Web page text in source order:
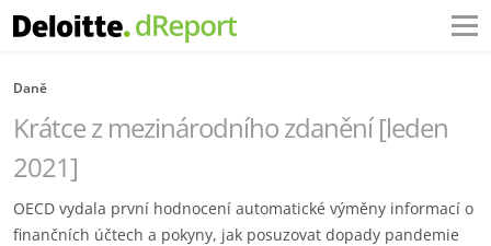
Daně
Krátce z mezinárodního zdanění [leden
2021]
OECD vydala první hodnocení automatické výměny informací o
finančních účtech a pokyny, jak posuzovat dopady pandemie